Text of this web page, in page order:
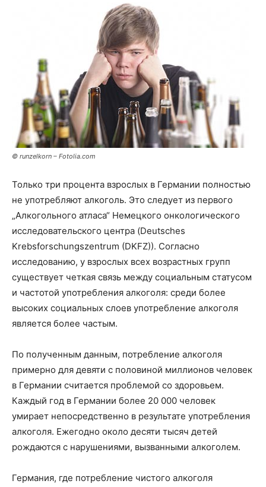
© runzelkorn – Fotolia.com
Только три процента взрослых в Германии полностью
не употребляют алкоголь. Это следует из первого
„Алкогольного атласа“ Немецкого онкологического
исследовательского центра (Deutsches
Krebsforschungszentrum (DKFZ)). Согласно
исследованию, у взрослых всех возрастных групп
существует четкая связь между социальным статусом
и частотой употребления алкоголя: среди более
высоких социальных слоев употребление алкоголя
является более частым.
По полученным данным, потребление алкоголя
примерно для девяти с половиной миллионов человек
в Германии считается проблемой со здоровьем.
Каждый год в Германии более 20 000 человек
умирает непосредственно в результате употребления
алкоголя. Ежегодно около десяти тысяч детей
рождаются с нарушениями, вызванными алкоголем.
Германия, где потребление чистого алкоголя